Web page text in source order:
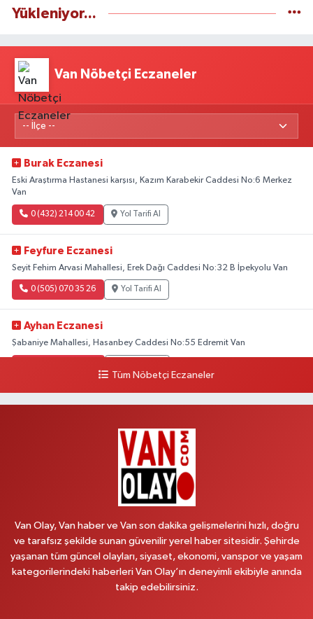
Yükleniyor...
Van Nöbetçi Eczaneler
Burak Eczanesi
Eski Araştırma Hastanesi karşısı, Kazım Karabekir Caddesi No:6 Merkez
Van
0 (432) 214 00 42 Yol Tarifi Al
Feyfure Eczanesi
Seyit Fehim Arvasi Mahallesi, Erek Dağı Caddesi No:32 B İpekyolu Van
0 (505) 070 35 26 Yol Tarifi Al
Ayhan Eczanesi
Şabaniye Mahallesi, Hasanbey Caddesi No:55 Edremit Van
Yol Tarifi Al
Vanyolu Mahallesi, Kara Yusuf Bey Caddesi No:99 B Erciş Van
0 (432) 351 02 96 Yol Tarifi Al
Koç Eczanesi
Tüm Nöbetçi Eczaneler
Van Olay, Van haber ve Van son dakika gelişmelerini hızlı, doğru
ve tarafsız şekilde sunan güvenilir yerel haber sitesidir. Şehirde
yaşanan tüm güncel olayları, siyaset, ekonomi, vanspor ve yaşam
kategorilerindeki haberleri Van Olay’ın deneyimli ekibiyle anında
takip edebilirsiniz.